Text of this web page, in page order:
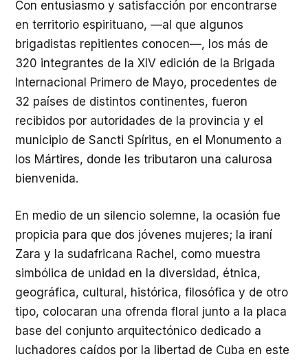
Con entusiasmo y satisfacción por encontrarse
en territorio espirituano, —al que algunos
brigadistas repitientes conocen—, los más de
320 integrantes de la XIV edición de la Brigada
Internacional Primero de Mayo, procedentes de
32 países de distintos continentes, fueron
recibidos por autoridades de la provincia y el
municipio de Sancti Spíritus, en el Monumento a
los Mártires, donde les tributaron una calurosa
bienvenida.
En medio de un silencio solemne, la ocasión fue
propicia para que dos jóvenes mujeres; la iraní
Zara y la sudafricana Rachel, como muestra
simbólica de unidad en la diversidad, étnica,
geográfica, cultural, histórica, filosófica y de otro
tipo, colocaran una ofrenda floral junto a la placa
base del conjunto arquitectónico dedicado a
luchadores caídos por la libertad de Cuba en este